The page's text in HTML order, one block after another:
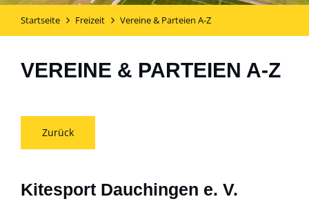
Startseite Freizeit Vereine & Parteien A-Z
VEREINE & PARTEIEN A-Z
Zurück
Kitesport Dauchingen e. V.